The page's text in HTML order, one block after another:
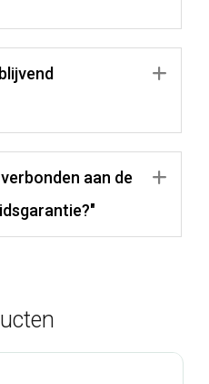
aan de